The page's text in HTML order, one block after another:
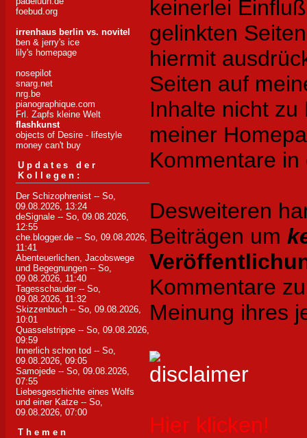
foebud.org
irrenhaus berlin vs. novitel
ben & jerry's ice
lily's homepage
nosepilot
snarg.net
nrg.be
pianographique.com
Frl. Zapfs kleine Welt
flashkunst
objects of Desire - lifestyle
money can't buy
Updates der
Kollegen:
Der Schizophrenist -- So,
09.08.2026, 13:24
deSignale -- So, 09.08.2026,
12:55
che.blogger.de -- So, 09.08.2026,
11:41
Abenteuerlichen, Jacobswege
und Begegnungen -- So,
09.08.2026, 11:40
Tagesschauder -- So,
09.08.2026, 11:32
Skizzenbuch -- So, 09.08.2026,
10:01
Quasselstrippe -- So, 09.08.2026,
09:59
Innerlich schon tod -- So,
09.08.2026, 09:05
Samojede -- So, 09.08.2026,
07:55
Liebesgeschichte eines Wolfs
und einer Katze -- So,
09.08.2026, 07:00
Themen
keinerlei
gelinkten
hiermit
Seiten auf
Inhalte nicht
meiner
Kommentare
Desweiteren
Beiträgen um
Kommentare
Meinung ihres
Hier klicken!